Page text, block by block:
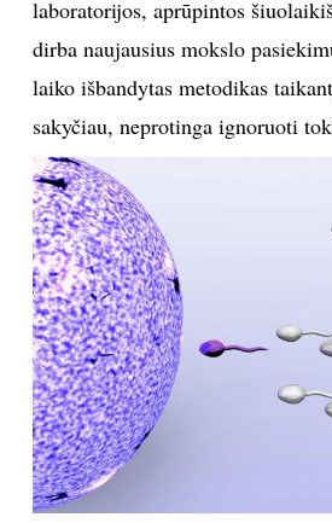
laboratorijos, aprūpintos
dirba naujausius mokslo
laiko išbandytas metodikas
sakyčiau, neprotinga ignoruoti